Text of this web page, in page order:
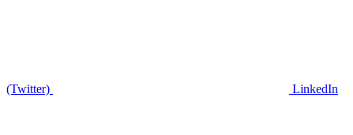
(Twitter) LinkedIn